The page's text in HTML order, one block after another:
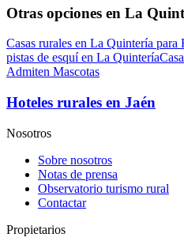
Otras opciones en La
Casas rurales en La Quintería para
pistas de esquí en La Quintería
Admiten Mascotas
Hoteles rurales en Jaén
Nosotros
Sobre nosotros
Notas de prensa
Observatorio turismo rural
Contactar
Propietarios